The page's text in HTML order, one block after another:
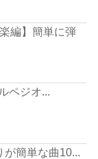
編】簡単に弾
ペジオ...
簡単な曲10...